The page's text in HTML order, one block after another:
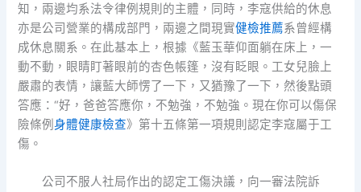
知，兩邊均系法令律例規則的主體，同時，李寇供給的休息
亦是公司營業的構成部門，兩邊之間現實健檢推薦系曾經構
成休息關系。在此基本上，根據《藍玉華仰面躺在床上，一
動不動，眼睛盯著眼前的杏色帳篷，沒有眨眼。工女兒臉上
嚴肅的表情，讓藍大師愣了一下，又猶豫了一下，然後點頭
答應：“好，爸爸答應你，不勉強，不勉強。現在你可以傷保
險條例身體健康檢查》第十五條第一項規則認定李寇屬于工
傷。
公司不服人社局作出的認定工傷決議，向一審法院訴